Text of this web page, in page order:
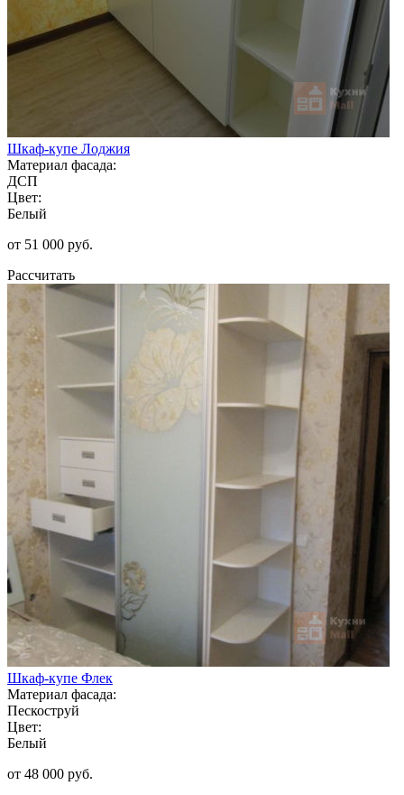
Шкаф-купе Лоджия
Материал фасада:
ДСП
Цвет:
Белый
от 51 000 руб.
Рассчитать
Шкаф-купе Флек
Материал фасада:
Пескоструй
Цвет:
Белый
от 48 000 руб.